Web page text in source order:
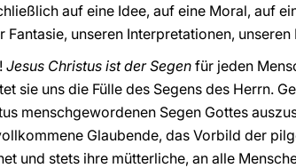
auf eine Idee, auf eine Moral, auf
Fantasie, unseren Interpretationen,
Jesus Christus ist der Segen für jeden
sie uns die Fülle des Segens des Herrn.
menschgewordenen Segen Gottes
Glaubende, das Vorbild der
und stets ihre mütterliche, an alle